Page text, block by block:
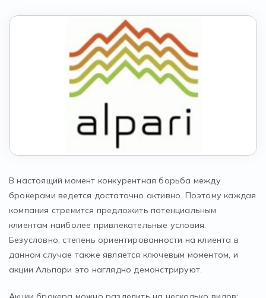
В настоящий момент конкурентная борьба между
брокерами ведется достаточно активно. Поэтому каждая
компания стремится предложить потенциальным
клиентам наиболее привлекательные условия.
Безусловно, степень ориентированности на клиента в
данном случае также является ключевым моментом, и
акции Альпари это наглядно демонстрируют.